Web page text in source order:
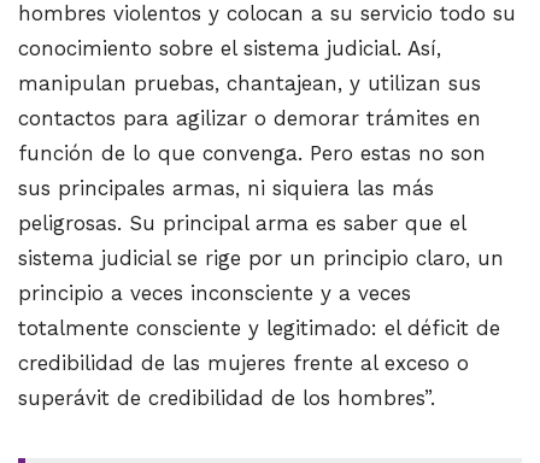
hombres violentos y colocan a su servicio todo su
conocimiento sobre el sistema judicial. Así,
manipulan pruebas, chantajean, y utilizan sus
contactos para agilizar o demorar trámites en
función de lo que convenga. Pero estas no son
sus principales armas, ni siquiera las más
peligrosas. Su principal arma es saber que el
sistema judicial se rige por un principio claro, un
principio a veces inconsciente y a veces
totalmente consciente y legitimado: el déficit de
credibilidad de las mujeres frente al exceso o
superávit de credibilidad de los hombres”.